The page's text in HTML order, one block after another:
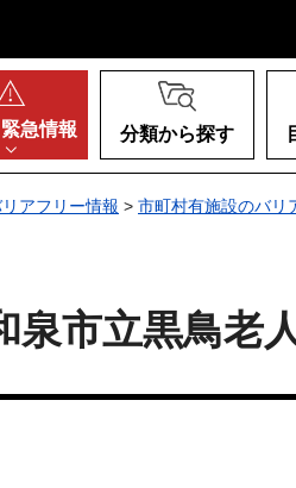
緊急情報 分類から探す
アフリー情報 > 市町村有施設のバリ
市立黒鳥老